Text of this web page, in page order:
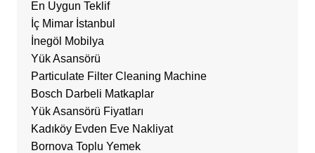
En Uygun Teklif
İç Mimar İstanbul
İnegöl Mobilya
Yük Asansörü
Particulate Filter Cleaning Machine
Bosch Darbeli Matkaplar
Yük Asansörü Fiyatları
Kadıköy Evden Eve Nakliyat
Bornova Toplu Yemek